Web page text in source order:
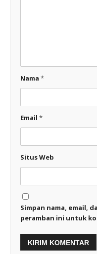
Nama *
Email *
Situs Web
Simpan nama, email,
peramban ini untuk